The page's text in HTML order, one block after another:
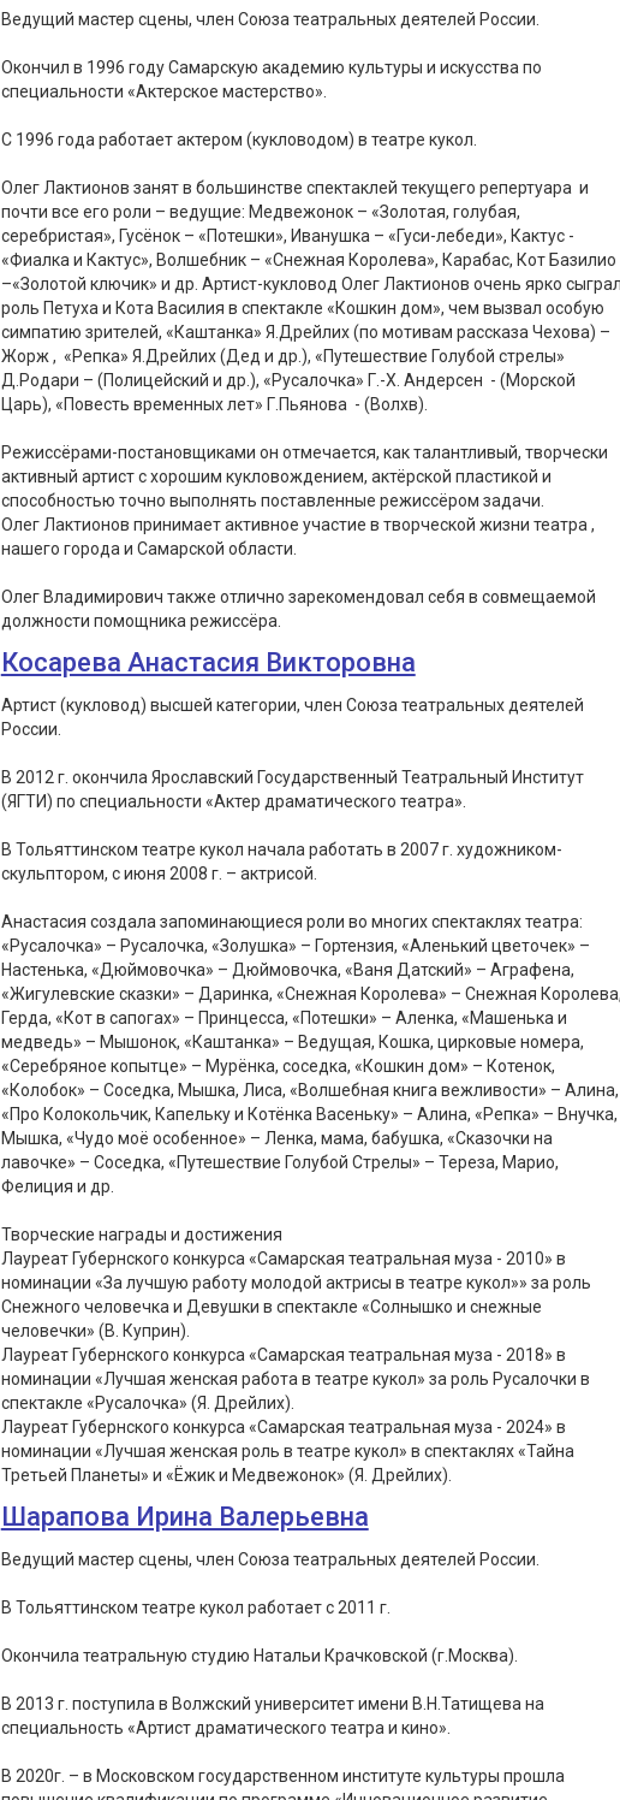
Ведущий мастер сцены, член Союза театральных деятелей России.
Окончил в 1996 году Самарскую академию культуры и искусства по
специальности «Актерское мастерство».
С 1996 года работает актером (кукловодом) в театре кукол.
Олег Лактионов занят в большинстве спектаклей текущего репертуара и
почти все его роли – ведущие: Медвежонок – «Золотая, голубая,
серебристая», Гусёнок – «Потешки», Иванушка – «Гуси-лебеди», Кактус -
«Фиалка и Кактус», Волшебник – «Снежная Королева», Карабас, Кот Базилио
–«Золотой ключик» и др. Артист-кукловод Олег Лактионов очень ярко
роль Петуха и Кота Василия в спектакле «Кошкин дом», чем вызвал особую
симпатию зрителей, «Каштанка» Я.Дрейлих (по мотивам рассказа Чехова) –
Жорж , «Репка» Я.Дрейлих (Дед и др.), «Путешествие Голубой стрелы»
Д.Родари – (Полицейский и др.), «Русалочка» Г.-Х. Андерсен - (Морской
Царь), «Повесть временных лет» Г.Пьянова - (Волхв).
Режиссёрами-постановщиками он отмечается, как талантливый, творчески
активный артист с хорошим кукловождением, актёрской пластикой и
способностью точно выполнять поставленные режиссёром задачи.
Олег Лактионов принимает активное участие в творческой жизни театра ,
нашего города и Самарской области.
Олег Владимирович также отлично зарекомендовал себя в совмещаемой
должности помощника режиссёра.
Косарева Анастасия Викторовна
Артист (кукловод) высшей категории, член Союза театральных деятелей
России.
В 2012 г. окончила Ярославский Государственный Театральный Институт
(ЯГТИ) по специальности «Актер драматического театра».
В Тольяттинском театре кукол начала работать в 2007 г. художником-
скульптором, с июня 2008 г. – актрисой.
Анастасия создала запоминающиеся роли во многих спектаклях театра:
«Русалочка» – Русалочка, «Золушка» – Гортензия, «Аленький цветочек» –
Настенька, «Дюймовочка» – Дюймовочка, «Ваня Датский» – Аграфена,
«Жигулевские сказки» – Даринка, «Снежная Королева» – Снежная
Герда, «Кот в сапогах» – Принцесса, «Потешки» – Аленка, «Машенька и
медведь» – Мышонок, «Каштанка» – Ведущая, Кошка, цирковые номера,
«Серебряное копытце» – Мурёнка, соседка, «Кошкин дом» – Котенок,
«Колобок» – Соседка, Мышка, Лиса, «Волшебная книга вежливости» – Алина,
«Про Колокольчик, Капельку и Котёнка Васеньку» – Алина, «Репка» – Внучка,
Мышка, «Чудо моё особенное» – Ленка, мама, бабушка, «Сказочки на
лавочке» – Соседка, «Путешествие Голубой Стрелы» – Тереза, Марио,
Фелиция и др.
Творческие награды и достижения
Лауреат Губернского конкурса «Самарская театральная муза - 2010» в
номинации «За лучшую работу молодой актрисы в театре кукол»» за роль
Снежного человечка и Девушки в спектакле «Солнышко и снежные
человечки» (В. Куприн).
Лауреат Губернского конкурса «Самарская театральная муза - 2018» в
номинации «Лучшая женская работа в театре кукол» за роль Русалочки в
спектакле «Русалочка» (Я. Дрейлих).
Лауреат Губернского конкурса «Самарская театральная муза - 2024» в
номинации «Лучшая женская роль в театре кукол» в спектаклях «Тайна
Третьей Планеты» и «Ёжик и Медвежонок» (Я. Дрейлих).
Шарапова Ирина Валерьевна
Ведущий мастер сцены, член Союза театральных деятелей России.
В Тольяттинском театре кукол работает с 2011 г.
Окончила театральную студию Натальи Крачковской (г.Москва).
В 2013 г. поступила в Волжский университет имени В.Н.Татищева на
специальность «Артист драматического театра и кино».
В 2020г. – в Московском государственном институте культуры прошла